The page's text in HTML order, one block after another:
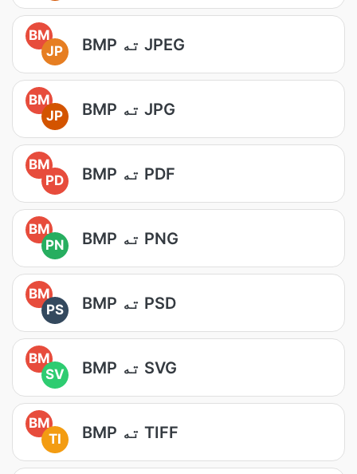
BM
JP
BMP ته JPEG
BM
JP
BMP ته JPG
BM
PD
BMP ته PDF
BM
PN
BMP ته PNG
BM
PS
BMP ته PSD
BM
SV
BMP ته SVG
BM
TI
BMP ته TIFF